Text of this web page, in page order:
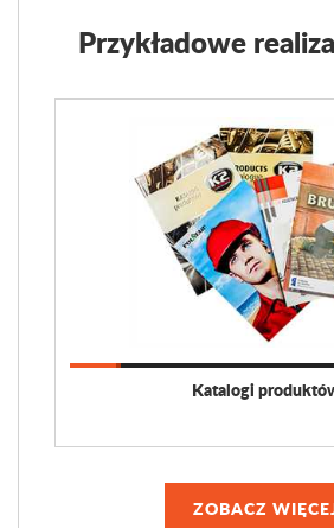
Przykładowe
Katalogi
ZOBACZ